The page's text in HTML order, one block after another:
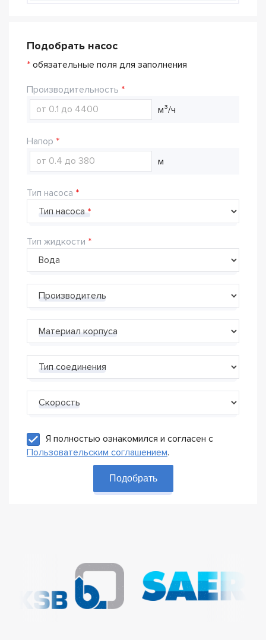
Подобрать насос
* обязательные поля для заполнения
Производительность
м³/ч
Напор
м
Тип насоса
Тип насоса
Тип жидкости
Производитель
Материал корпуса
Тип соединения
Скорость
Я полностью ознакомился и согласен с
Пользовательским соглашением.
Подобрать